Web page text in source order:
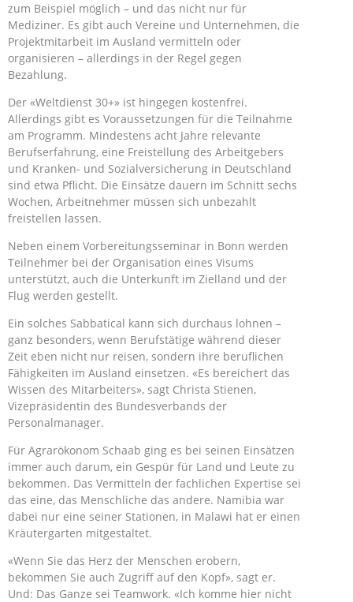
zum Beispiel möglich – und das nicht nur für
Mediziner. Es gibt auch Vereine und Unternehmen, die
Projektmitarbeit im Ausland vermitteln oder
organisieren – allerdings in der Regel gegen
Bezahlung.
Der «Weltdienst 30+» ist hingegen kostenfrei.
Allerdings gibt es Voraussetzungen für die Teilnahme
am Programm. Mindestens acht Jahre relevante
Berufserfahrung, eine Freistellung des Arbeitgebers
und Kranken- und Sozialversicherung in Deutschland
sind etwa Pflicht. Die Einsätze dauern im Schnitt sechs
Wochen, Arbeitnehmer müssen sich unbezahlt
freistellen lassen.
Neben einem Vorbereitungsseminar in Bonn werden
Teilnehmer bei der Organisation eines Visums
unterstützt, auch die Unterkunft im Zielland und der
Flug werden gestellt.
Ein solches Sabbatical kann sich durchaus lohnen –
ganz besonders, wenn Berufstätige während dieser
Zeit eben nicht nur reisen, sondern ihre beruflichen
Fähigkeiten im Ausland einsetzen. «Es bereichert das
Wissen des Mitarbeiters», sagt Christa Stienen,
Vizepräsidentin des Bundesverbands der
Personalmanager.
Für Agrarökonom Schaab ging es bei seinen Einsätzen
immer auch darum, ein Gespür für Land und Leute zu
bekommen. Das Vermitteln der fachlichen Expertise sei
das eine, das Menschliche das andere. Namibia war
dabei nur eine seiner Stationen, in Malawi hat er einen
Kräutergarten mitgestaltet.
«Wenn Sie das Herz der Menschen erobern,
bekommen Sie auch Zugriff auf den Kopf», sagt er.
Und: Das Ganze sei Teamwork. «Ich komme hier nicht